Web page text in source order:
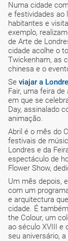
Numa cidade
e festividades ao
habitantes e
exemplo,
de Arte de
cidade acolhe o
Twickenham, as
chinesa e o
Se viajar a
Fair, uma feira
em que se
Day, assinalado
animação.
Abril é o mês do
festivais de
Londres e da
espectáculo de
Flower Show,
Um mês depois,
com um
e arquitectura
cidade. É
the Colour, um
ao século XVIII e
seu aniversário,